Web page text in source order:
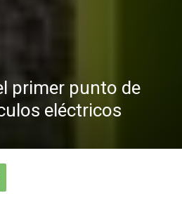
primer punto de
eléctricos